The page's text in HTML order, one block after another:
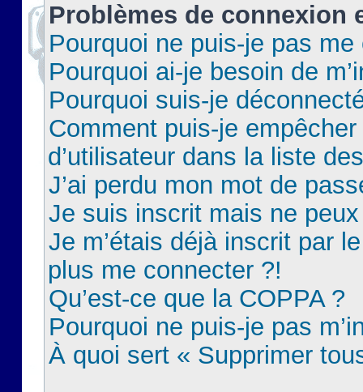
Problèmes de connexion
Pourquoi ne puis-je pas
Pourquoi ai-je besoin de
Pourquoi suis-je
Comment puis-je
d’utilisateur dans la liste
J’ai perdu mon mot de
Je suis inscrit mais ne
Je m’étais déjà inscrit par
plus me connecter ?!
Qu’est-ce que la COPPA ?
Pourquoi ne puis-je pas
À quoi sert « Supprimer